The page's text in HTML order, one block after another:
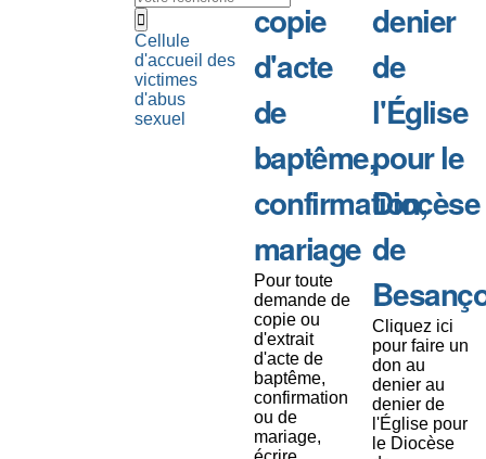
Cellule
d'accueil des
victimes
d'abus
sexuel
copie
d'acte
de
baptême,
confirmation,
mariage
Pour toute
demande de
copie ou
d'extrait
d'acte de
baptême,
confirmation
ou de
mariage,
denier
de
l'Église
pour le
Diocèse
de
Cliquez ici
pour faire un
don au
denier au
denier de
l'Église pour
le Diocèse